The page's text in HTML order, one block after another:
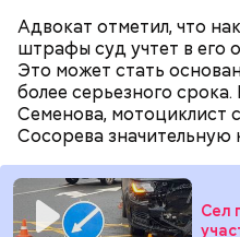
Адвокат отметил, что
штрафы суд учтет в его
Это может стать
более серьезного
Семенова, мотоциклист
Сосорева значительную
Сел
Блогеру грозило до
Video
Видео: пресс-служба ГСУ СК